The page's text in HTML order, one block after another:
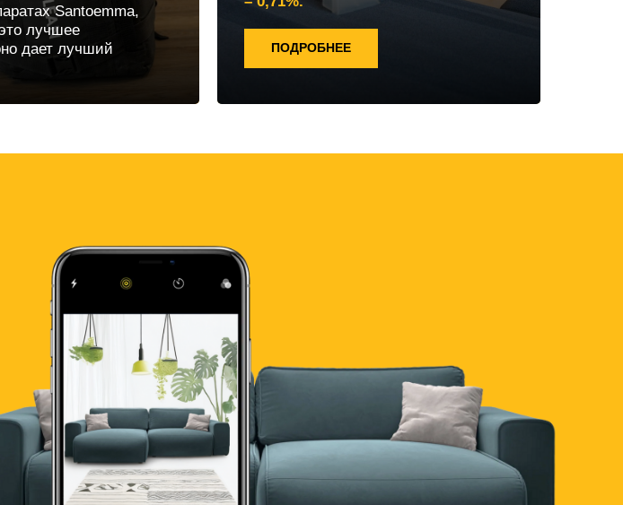
Santoemma,
лучшее
дает лучший
ПОДРОБНЕЕ